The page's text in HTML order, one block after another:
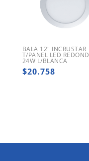
BALA 12″ INCRUSTAR
T/PANEL LED
24W L/BLANCA
$20.758